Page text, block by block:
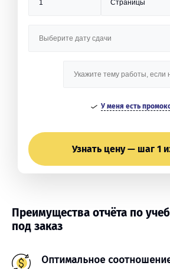
У меня есть
Узнать цену — шаг 1
Преимущества отчёта по
под заказ
Оптимальное